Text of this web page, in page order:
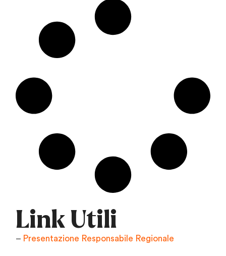
Link Utili
– Presentazione Responsabile Regionale